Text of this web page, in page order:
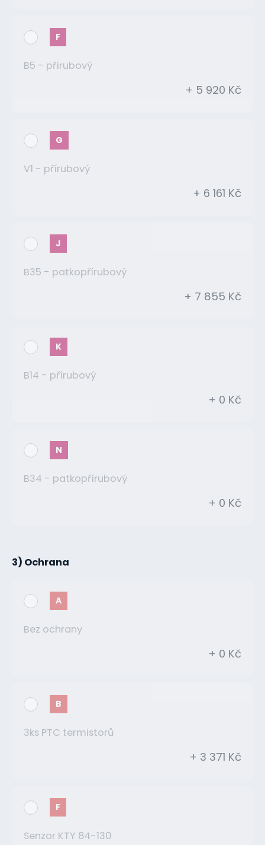
F
B5 - přírubový
+ 5 920 Kč
G
V1 - přírubový
+ 6 161 Kč
J
B35 - patkopřírubový
+ 7 855 Kč
K
B14 - přírubový
+ 0 Kč
N
B34 - patkopřírubový
+ 0 Kč
3) Ochrana
A
Bez ochrany
+ 0 Kč
B
3ks PTC termistorů
+ 3 371 Kč
F
Senzor KTY 84-130